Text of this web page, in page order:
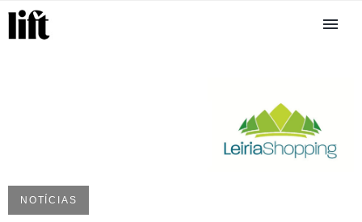
NOTÍCIAS